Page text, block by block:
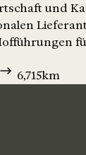
und
6,715km